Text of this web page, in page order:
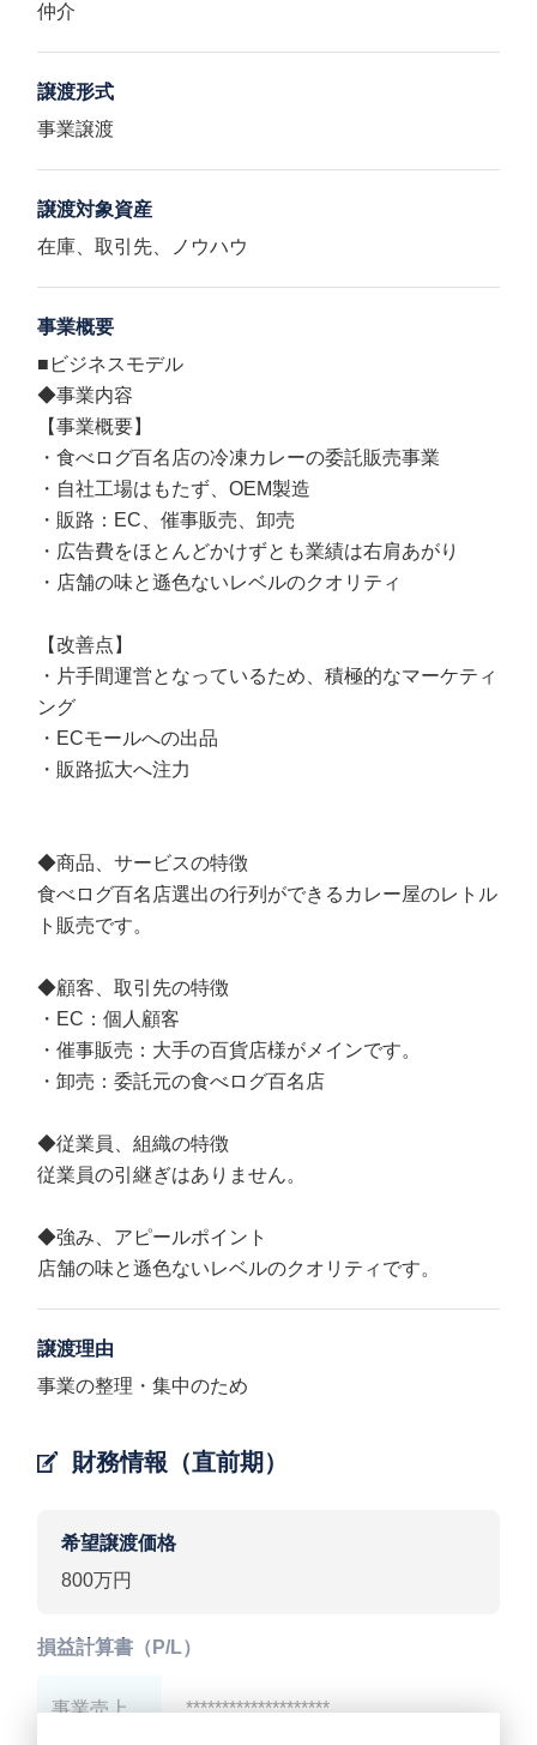
仲介
譲渡形式
事業譲渡
譲渡対象資産
在庫、取引先、ノウハウ
事業概要
■ビジネスモデル
◆事業内容
【事業概要】
・食べログ百名店の冷凍カレーの委託販売事業
・自社工場はもたず、OEM製造
・販路：EC、催事販売、卸売
・広告費をほとんどかけずとも業績は右肩あがり
・店舗の味と遜色ないレベルのクオリティ
【改善点】
・片手間運営となっているため、積極的なマーケティ
ング
・ECモールへの出品
・販路拡大へ注力
◆商品、サービスの特徴
食べログ百名店選出の行列ができるカレー屋のレトル
ト販売です。
◆顧客、取引先の特徴
・EC：個人顧客
・催事販売：大手の百貨店様がメインです。
・卸売：委託元の食べログ百名店
◆従業員、組織の特徴
従業員の引継ぎはありません。
◆強み、アピールポイント
店舗の味と遜色ないレベルのクオリティです。
譲渡理由
事業の整理・集中のため
財務情報（直前期）
希望譲渡価格
800万円
損益計算書（P/L）
事業売上 ********************